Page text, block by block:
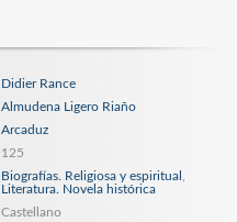
Didier Rance
Almudena Ligero Riaño
Arcaduz
125
Biografías. Religiosa y espiritual
Literatura. Novela histórica
Castellano